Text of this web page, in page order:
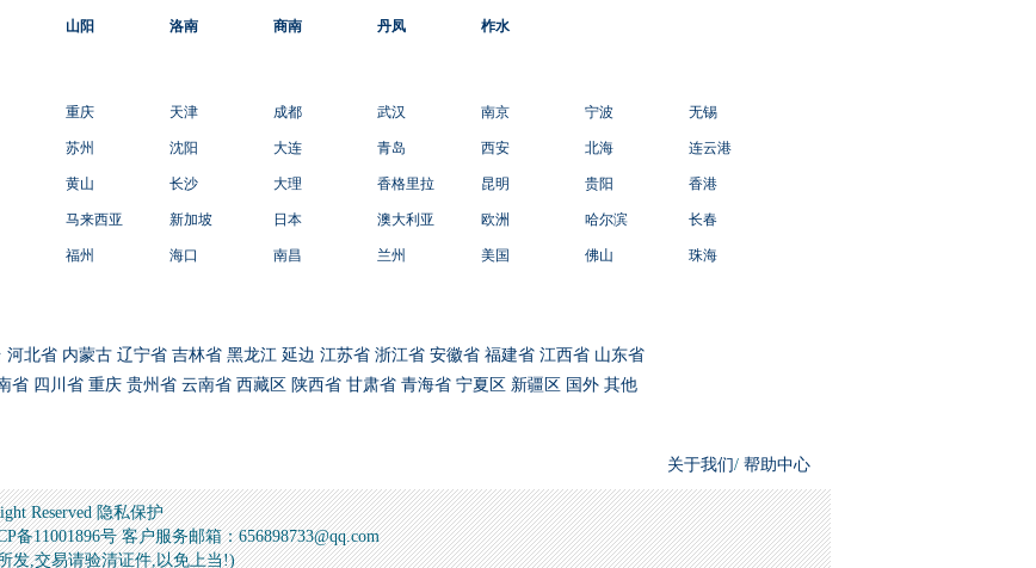
山阳 洛南 商南 丹凤 柞水
重庆 天津 成都 武汉 南京 宁波 无锡
苏州 沈阳 大连 青岛 西安 北海 连云港
黄山 长沙 大理 香格里拉 昆明 贵阳 香港
马来西亚 新加坡 日本 澳大利亚 欧洲 哈尔滨 长春
福州 海口 南昌 兰州 美国 佛山 珠海
河北省 内蒙古 辽宁省 吉林省 黑龙江 延边 江苏省 浙江省 安徽省 福建省 江西省 山东省
省 四川省 重庆 贵州省 云南省 西藏区 陕西省 甘肃省 青海省 宁夏区 新疆区 国外 其他
关于我们/帮助中心
Reserved 隐私保护
11001896号 客户服务邮箱：656898733@qq.com
发,交易请验清证件,以免上当!)